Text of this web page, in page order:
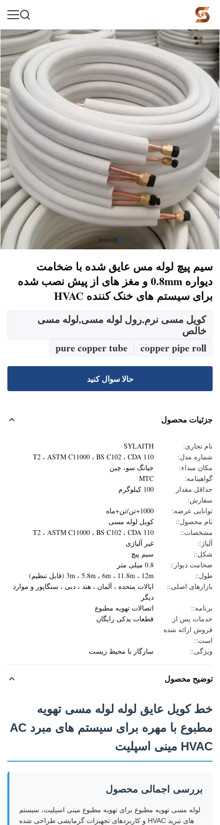
سیم پیچ لوله مس عایق شده با ضخامت
دیواره 0.8mm و مغز های از پیش نصب شده
برای سیستم های خنک کننده HVAC
کویل مسی نرم,رول لوله مسی,لوله مسی
خالص
copper pipe roll
pure copper tube
حالا سوال کنيد
جزئیات محصول
نام تجاری:
SYLAITH
شماره مدل:
T2 ، ASTM C11000 ، BS C102 ، CDA 110
مکان مبداء:
جیانگ سو، چین
گواهینامه:
MTC
حداقل مقدار
سفارش:
100 کیلوگرم
توانایی عرضه:
1000+تن/تن+ماه
نام محصول::
کویل لوله مسی
مشخصات::
T2 ، ASTM C11000 ، BS C102 ، CDA 110
آلیاژ::
غیر آلیاژی
شکل::
سیم پیچ
ضخامت دیوار::
0.8 میلی متر
طول::
3m ، 5.8m ، 6m ، 11.8m ، 12m (قابل تنظیم)
بازارهای اصلی::
ایالات متحده ، آلمان ، هند ، دبی ، سنگاپور و موارد
دیگر
برنامه::
اتصالات تهویه مطبوع
خدمات پس از
فروش ارائه شده
است::
قطعات یدکی رایگان
ویژگی:: سازگار با محیط زیست
توضیح محصول
خط کویل عایق لوله لوله مسی تهویه
مطبوع با مهره برای سیستم های مبرد AC
HVAC مینی اسپلیت
بررسی اجمالی محصول
لوله مسی تهویه مطبوع برای تهویه مطبوع مینی اسپلیت، سیستم
های تبرید HVAC و کاربردهای تجهیزات گرمایشی طراحی شده